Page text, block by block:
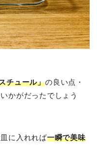
チュール」の良い点・
かがだったでしょう
に入れれば一瞬で美味